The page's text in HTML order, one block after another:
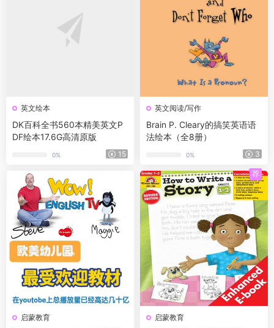
英文绘本
DK百科全书560本精美英文P
DF绘本17.6G高清原版
0% 15
英文阅读/写作
Brain P. Cleary的搞笑英语语
法绘本（全8册）
0% 3
启蒙教育
启蒙教育
荐